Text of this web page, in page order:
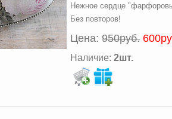
Нежное сердце
Без повторов!
Цена: 950руб.
Наличие: 2шт.